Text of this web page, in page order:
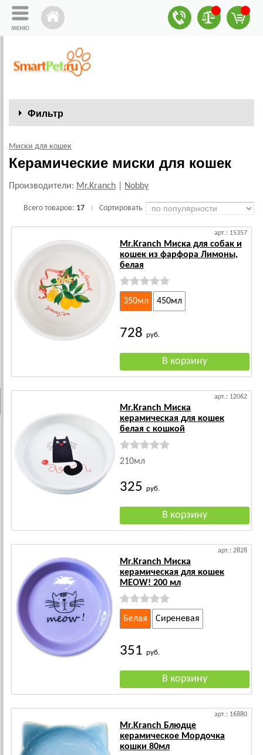
Фильтр
Миски для кошек
Керамические миски для кошек
Производители: Mr.Kranch Nobby
Всего товаров: 17 Сортировать
арт.: 15357
Mr.Kranch Миска для собак и
кошек из фарфора Лимоны,
белая
350мл 450мл
728 руб.
арт.: 12062
Mr.Kranch Миска
керамическая для кошек
белая с кошкой
210мл
325 руб.
арт.: 2828
Mr.Kranch Миска
керамическая для кошек
MEOW! 200 мл
Белая Сиреневая
351 руб.
арт.: 16880
Mr.Kranch Блюдце
керамическое Мордочка
кошки 80мл